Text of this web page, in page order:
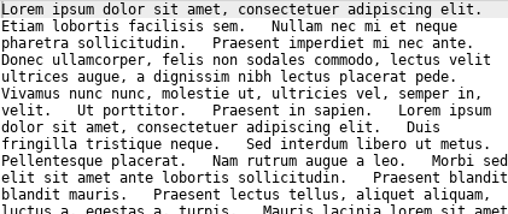
Lorem ipsum dolor sit amet, consectetuer adipiscing elit.
Etiam lobortis facilisis sem.   Nullam nec mi et neque
pharetra sollicitudin.   Praesent imperdiet mi nec ante.
Donec ullamcorper, felis non sodales commodo, lectus velit
ultrices augue, a dignissim nibh lectus placerat pede.
Vivamus nunc nunc, molestie ut, ultricies vel, semper in,
velit.   Ut porttitor.   Praesent in sapien.   Lorem ipsum
dolor sit amet, consectetuer adipiscing elit.   Duis
fringilla tristique neque.   Sed interdum libero ut metus.
Pellentesque placerat.   Nam rutrum augue a leo.   Morbi sed
elit sit amet ante lobortis sollicitudin.   Praesent blandit
blandit mauris.   Praesent lectus tellus, aliquet aliquam,